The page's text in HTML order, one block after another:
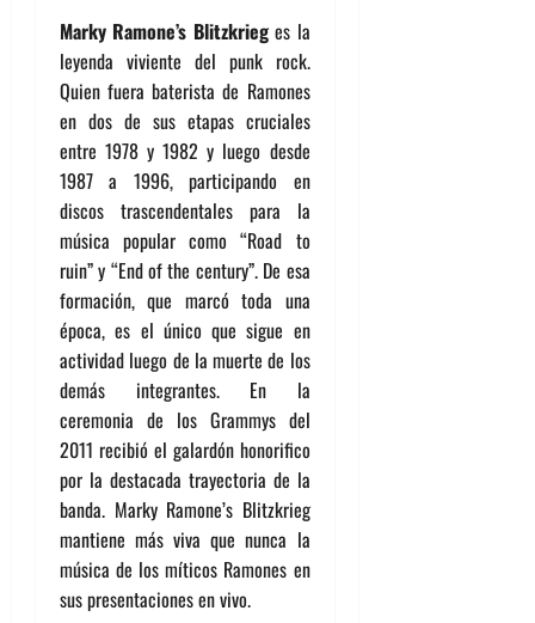
Marky Ramone’s Blitzkrieges la
leyenda viviente del punk rock.
Quien fuera baterista de Ramones
en dos de sus etapas cruciales
entre 1978 y 1982 y luego desde
1987 a 1996, participando en
discos trascendentales para la
música popular como “Road to
ruin” y “End of the century”. De esa
formación, que marcó toda una
época, es el único que sigue en
actividad luego de la muerte de los
demás integrantes. En la
ceremonia de los Grammys del
2011 recibió el galardón honorifico
por la destacada trayectoria de la
banda. Marky Ramone’s Blitzkrieg
mantiene más viva que nunca la
música de los míticos Ramones en
sus presentaciones en vivo.